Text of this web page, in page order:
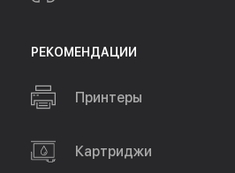
РЕКОМЕНДАЦИИ
Принтеры
Картриджи